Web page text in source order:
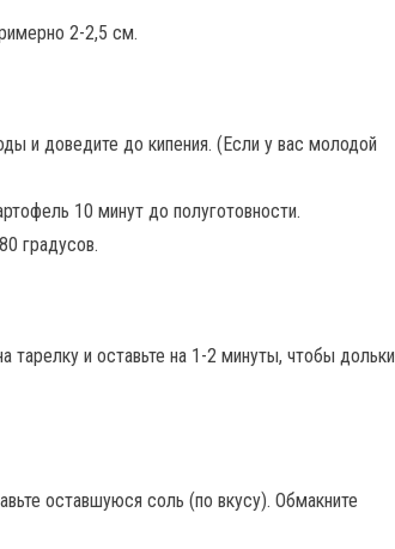
2-2,5 см.
и доведите до кипения. (Если у вас молодой
10 минут до полуготовности.
градусов.
и оставьте на 1-2 минуты, чтобы дольки
оставшуюся соль (по вкусу). Обмакните